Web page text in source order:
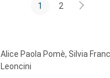
1 2
Alice Paola Pomè, Silvia
Leoncini